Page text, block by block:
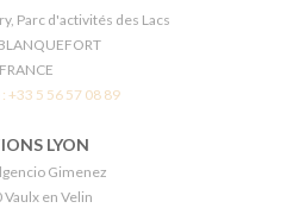
Parc d'activités des Lacs
FRANCE
+33 5 56 57 08 89
LYON
Gimenez
Vaulx en Velin